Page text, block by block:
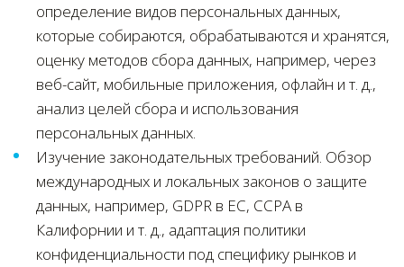
определение видов персональных данных,
которые собираются, обрабатываются и хранятся,
оценку методов сбора данных, например, через
веб-сайт, мобильные приложения, офлайн и т. д.,
анализ целей сбора и использования
персональных данных.
Изучение законодательных требований. Обзор
международных и локальных законов о защите
данных, например, GDPR в ЕС, CCPA в
Калифорнии и т. д., адаптация политики
конфиденциальности под специфику рынков и